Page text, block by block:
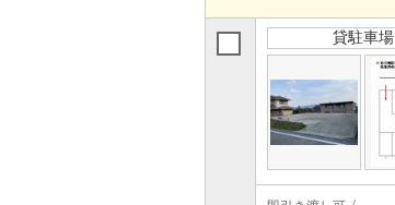
貸駐車場